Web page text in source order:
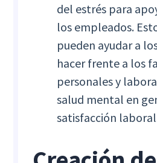
del estrés para
los empleados.
pueden ayudar a
hacer frente a los
personales y
salud mental en
satisfacción